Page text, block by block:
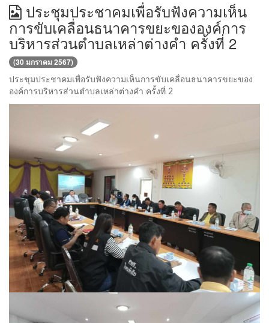
ประชุมประชาคมเพื่อรับฟังความเห็น
การขับเคลื่อนธนาคารขยะขององค์การ
บริหารส่วนตำบลเหล่าต่างคำ ครั้งที่ 2
(30 มกราคม 2567)
ประชุมประชาคมเพื่อรับฟังความเห็นการขับเคลื่อนธนาคารขยะของ
องค์การบริหารส่วนตำบลเหล่าต่างคำ ครั้งที่ 2